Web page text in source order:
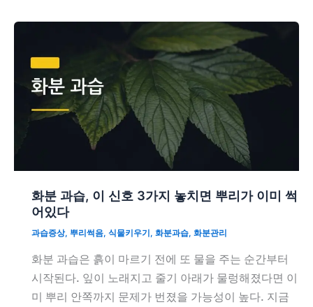
화분 과습, 이 신호 3가지 놓치면 뿌리가 이미 썩
어있다
과습증상, 뿌리썩음, 식물키우기 , 화분과습, 화분관리
화분 과습은 흙이 마르기 전에 또 물을 주는 순간부터
시작된다. 잎이 노래지고 줄기 아래가 물렁해졌다면 이
미 뿌리 안쪽까지 문제가 번졌을 가능성이 높다. 지금